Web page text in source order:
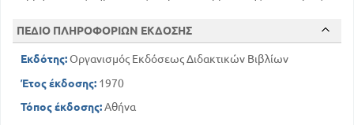
ΠΕΔΙΟ ΠΛΗΡΟΦΟΡΙΩΝ ΕΚΔΟΣΗΣ
Εκδότης:Οργανισμός Εκδόσεως Διδακτικών Βιβλίων
Έτος έκδοσης: 1970
Τόπος έκδοσης:Αθήνα